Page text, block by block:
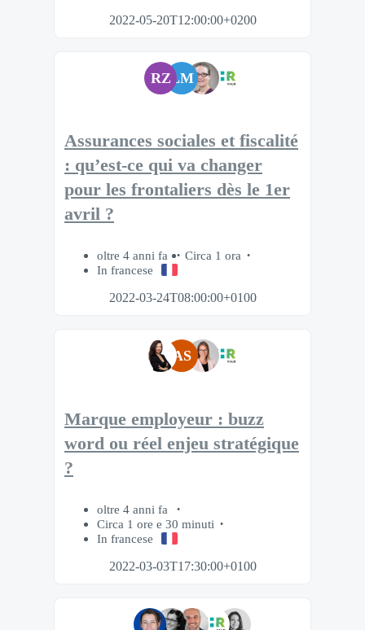
2022-05-20T12:00:00+0200
RZLM
Assurances sociales et fiscalité
: qu’est-ce qui va changer
pour les frontaliers dès le 1er
avril ?
oltre 4 anni fa
Circa 1 ora
In francese
2022-03-24T08:00:00+0100
AS
Marque employeur : buzz
word ou réel enjeu stratégique
?
oltre 4 anni fa
Circa 1 ore e 30 minuti
In francese
2022-03-03T17:30:00+0100